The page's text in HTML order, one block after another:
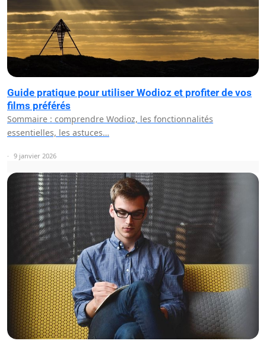
Guide pratique pour utiliser Wodioz et profiter de vos
films préférés
Sommaire : comprendre Wodioz, les fonctionnalités
essentielles, les astuces…
9 janvier 2026